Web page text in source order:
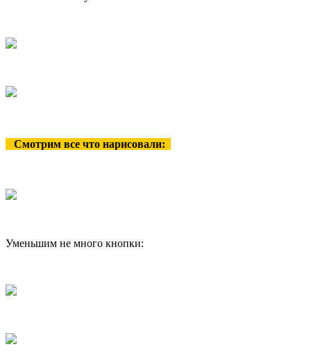
Смотрим все что нарисовали:
Уменьшим не много кнопки: